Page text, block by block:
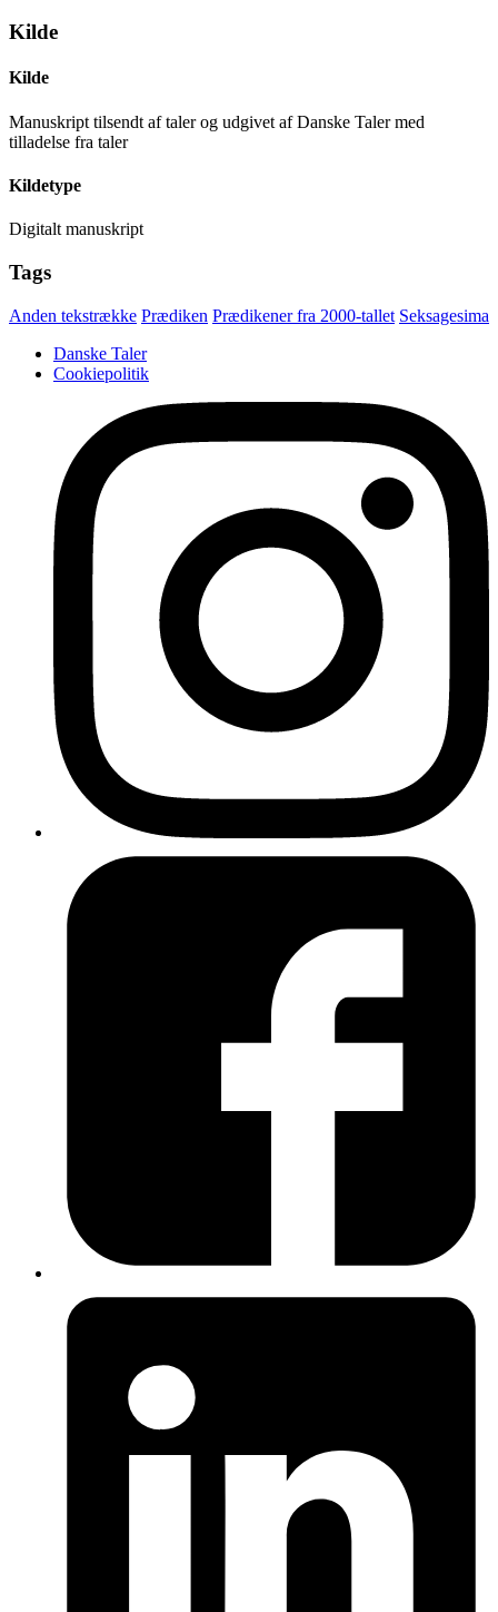
Kilde
Kilde
Manuskript tilsendt af taler og udgivet af Danske Taler med
tilladelse fra taler
Kildetype
Digitalt manuskript
Tags
Anden tekstrække Prædiken Prædikener fra 2000-tallet Seksagesima
Danske Taler
Cookiepolitik